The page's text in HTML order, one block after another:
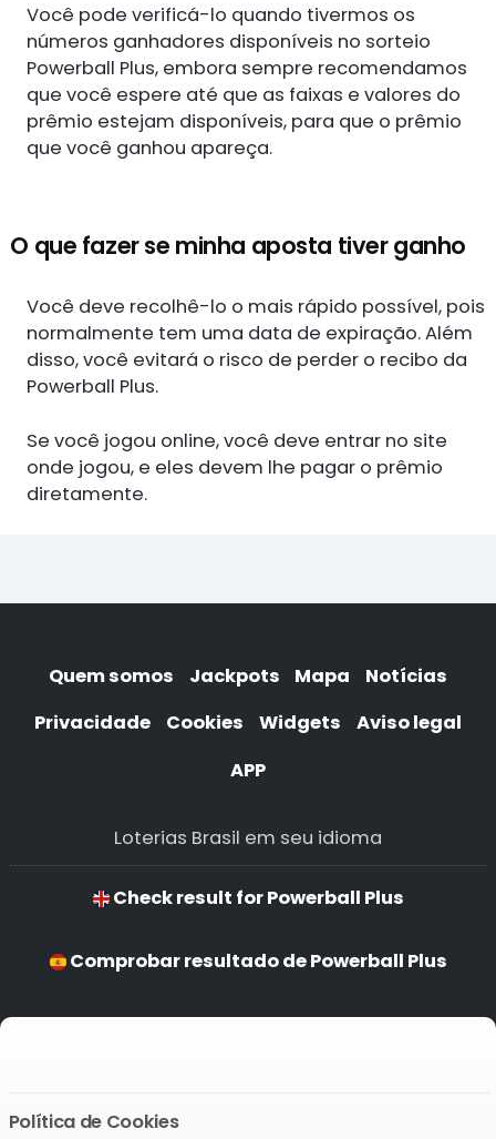
Você pode verificá-lo quando tivermos os
números ganhadores disponíveis no sorteio
Powerball Plus, embora sempre recomendamos
que você espere até que as faixas e valores do
prêmio estejam disponíveis, para que o prêmio
que você ganhou apareça.
O que fazer se minha aposta tiver ganho
Você deve recolhê-lo o mais rápido possível, pois
normalmente tem uma data de expiração. Além
disso, você evitará o risco de perder o recibo da
Powerball Plus.
Se você jogou online, você deve entrar no site
onde jogou, e eles devem lhe pagar o prêmio
diretamente.
Quem somos Jackpots Mapa
Notícias
Privacidade
Cookies Widgets
Aviso legal
APP
Loterias Brasil em seu idioma
Check result for Powerball Plus
Comprobar resultado de Powerball Plus
Verificar resultado de Powerball Plus
Ergebnis prüfen von Powerball Plus
Política de Cookies